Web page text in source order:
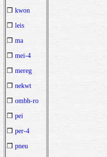
❒ kwon
❒ leis
❒ ma
❒ mei-4
❒ mereg
❒ nekwt
❒ ombh-ro
❒ pei
❒ per-4
❒ pneu